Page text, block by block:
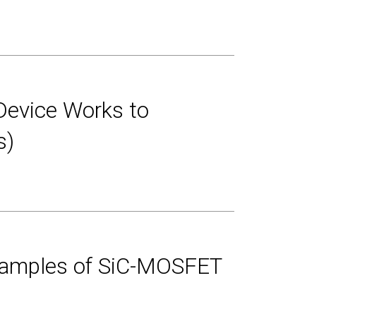
Works to
of SiC-MOSFET